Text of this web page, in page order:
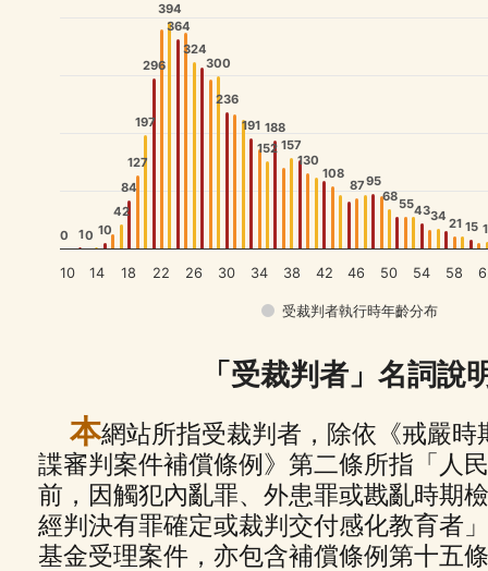
0 10 10
42
84
127
197
296
394
364
324
300
236
191
152
188
157
130
108
8795
68554334 21 15
受裁判者執行時年齡分布
10 14 18 22 26 30 34 38 42 46 50 54 58
「受裁判者」名詞說
本網站所指受裁判者，除依《戒嚴時
諜審判案件補償條例》第二條所指「人
前，因觸犯內亂罪、外患罪或戡亂時期
經判決有罪確定或裁判交付感化教育者
基金受理案件，亦包含補償條例第十五